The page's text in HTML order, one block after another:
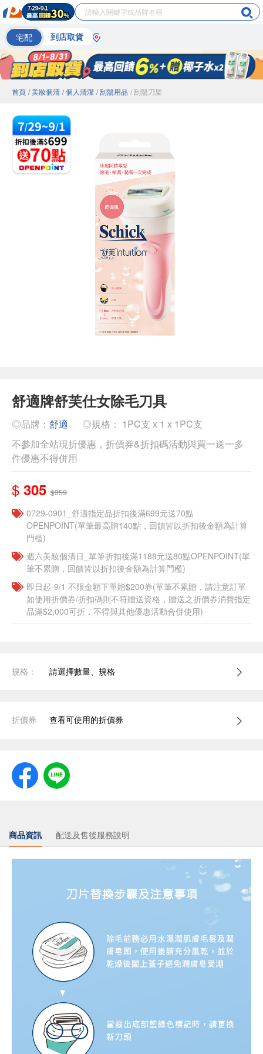
宅配 到店取貨
首頁 / 美妝個清 / 個人清潔 / 刮鬍用品 / 刮鬍刀架
舒適牌舒芙仕女除毛刀具
◎品牌： 舒適
◎規格： 1PC支 x 1 x 1PC支
不參加全站現折優惠，折價券&折扣碼活動與買一送一多
件優惠不得併用
$ 305 $359
0729-0901_舒適指定品折扣後滿699元送70點
OPENPOINT(單筆最高贈140點，回饋皆以折扣後金額為計算
門檻)
週六美妝個清日_單筆折扣後滿1188元送80點OPENPOINT(單
筆不累贈，回饋皆以折扣後金額為計算門檻)
即日起-9/1 不限金額下單贈$200券(單筆不累贈，請注意訂單
如使用折價券/折扣碼則不符贈送資格，贈送之折價券消費指定
品滿$2,000可折，不得與其他優惠活動合併使用)
規格： 請選擇數量、規格
折價券 查看可使用的折價券
商品資訊 配送及售後服務說明